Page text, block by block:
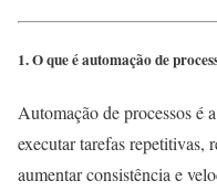
1. O que é automação de
Automação de processos é
executar tarefas repetitivas,
aumentar consistência e